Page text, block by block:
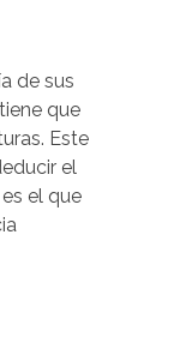
de sus
que
Este
el
el que